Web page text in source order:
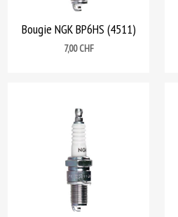
Bougie NGK BP6HS (4511)
Prix
7,00 CHF